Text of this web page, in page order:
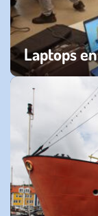
Laptops
woensdag 22